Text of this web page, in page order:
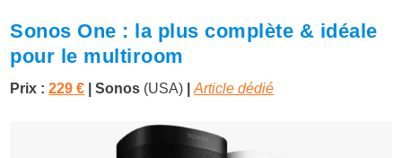
Sonos One : la plus complète & idéale
pour le multiroom
Prix :229 € | Sonos (USA) |Article dédié